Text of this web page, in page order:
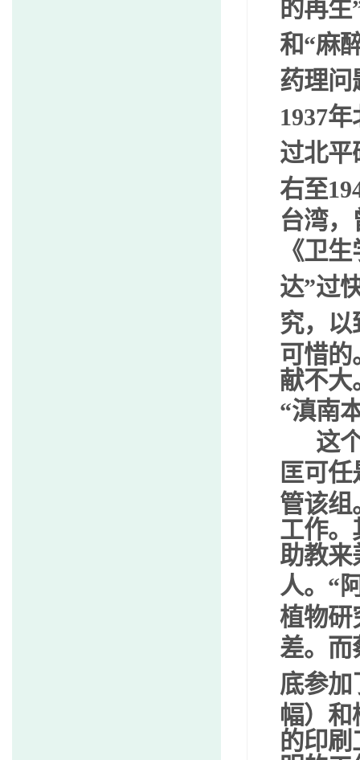
的再生
和“麻
药理问
1937年
过北平
右至
台湾
《卫
达”过
究，
可惜的
献不大
“滇南
这
匡可任
管该组
工作。
助教来
人。 “
植物研
差。而
底参加
幅）和
的印